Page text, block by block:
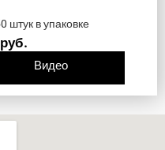
штук в упаковке
руб.
Видео